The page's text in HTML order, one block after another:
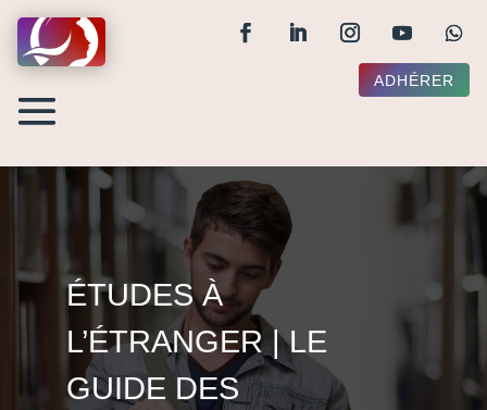
ADHÉRER
ÉTUDES À
L’ÉTRANGER | LE
GUIDE DES